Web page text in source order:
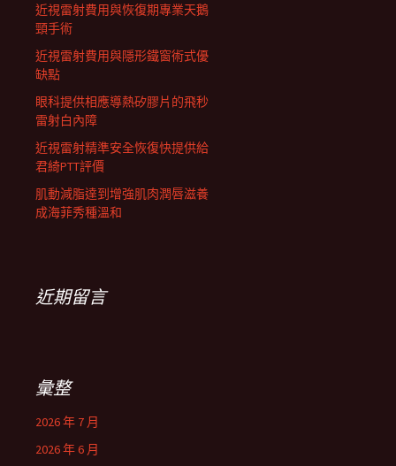
近視雷射費用與恢復期專業天鵝
頸手術
近視雷射費用與隱形鐵窗術式優
缺點
眼科提供相應導熱矽膠片的飛秒
雷射白內障
近視雷射精準安全恢復快提供給
君綺PTT評價
肌動減脂達到增強肌肉潤唇滋養
成海菲秀種溫和
近期留言
彙整
2026 年 7 月
2026 年 6 月